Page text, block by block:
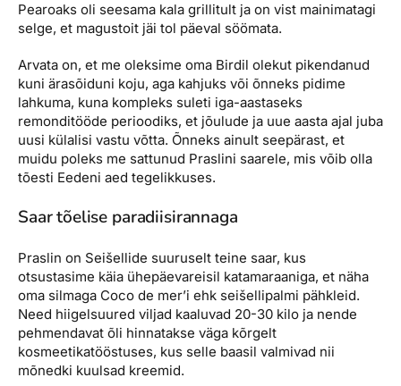
Pearoaks oli seesama kala grillitult ja on vist mainimatagi
selge, et magustoit jäi tol päeval söömata.
Arvata on, et me oleksime oma Birdil olekut pikendanud
kuni ärasõiduni koju, aga kahjuks või õnneks pidime
lahkuma, kuna kompleks suleti iga-aastaseks
remonditööde perioodiks, et jõulude ja uue aasta ajal juba
uusi külalisi vastu võtta. Õnneks ainult seepärast, et
muidu poleks me sattunud Praslini saarele, mis võib olla
tõesti Eedeni aed tegelikkuses.
Saar tõelise paradiisirannaga
Praslin on Seišellide suuruselt teine saar, kus
otsustasime käia ühepäevareisil katamaraaniga, et näha
oma silmaga Coco de mer’i ehk seišellipalmi pähkleid.
Need hiigelsuured viljad kaaluvad 20-30 kilo ja nende
pehmendavat õli hinnatakse väga kõrgelt
kosmeetikatööstuses, kus selle baasil valmivad nii
mõnedki kuulsad kreemid.